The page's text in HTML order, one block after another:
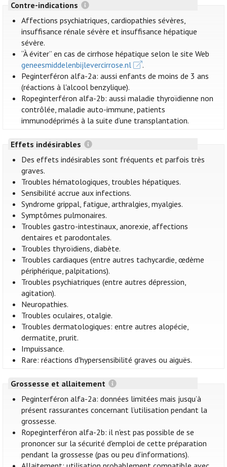
Contre-indications
Affections psychiatriques, cardiopathies sévères,
insuffisance rénale sévère et insuffisance hépatique
sévère.
“À éviter” en cas de cirrhose hépatique selon le site Web
geneesmiddelenbijlevercirrose.nl
.
Peginterféron alfa-2a: aussi enfants de moins de 3 ans
(réactions à l'alcool benzylique).
Ropeginterféron alfa-2b: aussi maladie thyroïdienne non
contrôlée, maladie auto-immune, patients
immunodéprimés à la suite d’une transplantation.
Effets indésirables
Des effets indésirables sont fréquents et parfois très
graves.
Troubles hématologiques, troubles hépatiques.
Sensibilité accrue aux infections.
Syndrome grippal, fatigue, arthralgies, myalgies.
Symptômes pulmonaires.
Troubles gastro-intestinaux, anorexie, affections
dentaires et parodontales.
Troubles thyroïdiens, diabète.
Troubles cardiaques (entre autres tachycardie, œdème
périphérique, palpitations).
Troubles psychiatriques (entre autres dépression,
agitation).
Neuropathies.
Troubles oculaires, otalgie.
Troubles dermatologiques: entre autres alopécie,
dermatite, prurit.
Impuissance.
Rare: réactions d'hypersensibilité graves ou aiguës.
Grossesse et allaitement
Peginterféron alfa-2a: données limitées mais jusqu’à
présent rassurantes concernant l’utilisation pendant la
grossesse.
Ropeginterféron alfa-2b: il n'est pas possible de se
prononcer sur la sécurité d'emploi de cette préparation
pendant la grossesse (pas ou peu d’informations).